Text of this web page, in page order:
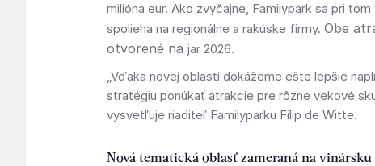
milióna eur. Ako zvyčajne, Familypark sa pri tom
spolieha na regionálne a rakúske firmy. Obe
otvorené na jar 2026.
„Vďaka novej oblasti dokážeme ešte lepšie
stratégiu ponúkať atrakcie pre rôzne vekové
vysvetľuje riaditeľ Familyparku Filip de Witte.
Nová tematická oblasť zameraná na